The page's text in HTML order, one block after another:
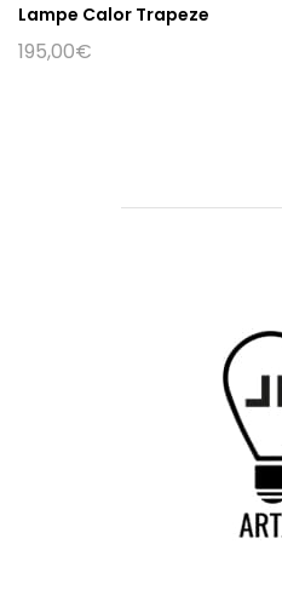
Lampe Calor Trapeze
195,00€